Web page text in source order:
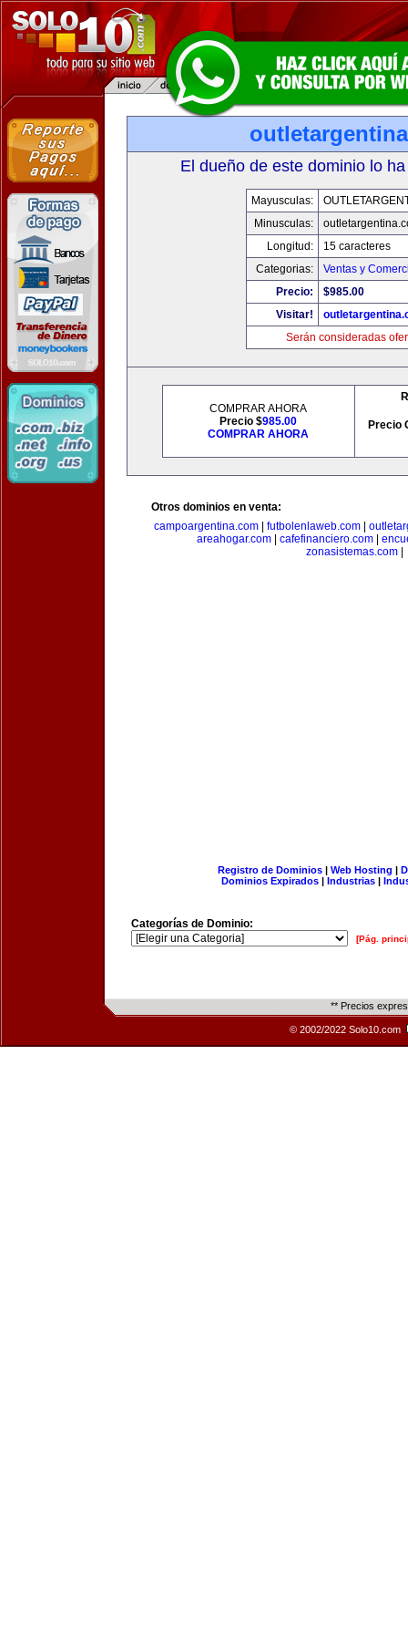
El dueño de este dominio lo
Mayusculas:
Minusculas:
Longitud:
15 caracteres
Categorias:
Ventas y
Precio:
$985.00
Visitar!
Serán consideradas
COMPRAR AHORA
Precio $985.00
COMPRAR AHORA
Precio
Otros dominios en venta:
campoargentina.com| futbolenlaweb.com|
areahogar.com| cafefinanciero.com|
zonasistemas.com|
Registro de Dominios| Web Hosting |
Dominios Expirados | Industrias |
Categorías de Dominio:
[Pág.
** Precios
© 2002/2022 Solo10.com